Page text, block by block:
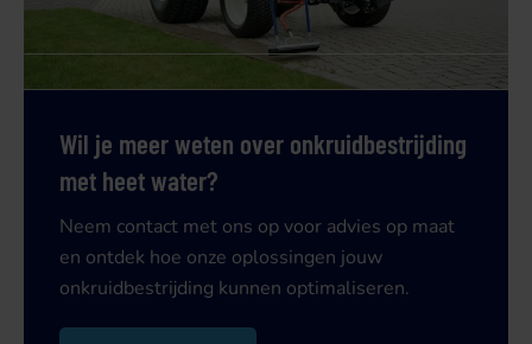
Wil je meer weten over onkruidbestrijding
met heet water?
Neem contact met ons op voor advies op maat
en ontdek hoe onze oplossingen jouw
onkruidbestrijding kunnen optimaliseren.